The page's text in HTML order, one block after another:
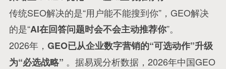
传统SEO解决的是“用户能不能搜到你”，GEO解决
的是“AI在回答问题时会不会主动推荐你”。
2026年， GEO已从企业数字营销的“可选动作”升级
为“必选战略” 。据易观分析数据，2026年中国GEO